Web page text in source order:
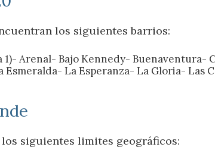
los siguientes barrios:
Arenal- Bajo Kennedy- Buenaventura-
La Esperanza- La Gloria- Las
los siguientes limites geográficos: